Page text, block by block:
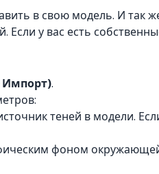
в свою модель. И так
у вас есть
Импорт).
теней в модели.
фоном